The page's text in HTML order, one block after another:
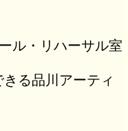
ル・リハーサル室
る品川アーティ